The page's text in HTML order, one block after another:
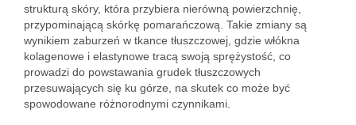
strukturą skóry, która przybiera nierówną powierzchnię,
przypominającą skórkę pomarańczową. Takie zmiany są
wynikiem zaburzeń w tkance tłuszczowej, gdzie włókna
kolagenowe i elastynowe tracą swoją sprężystość, co
prowadzi do powstawania grudek tłuszczowych
przesuwających się ku górze, na skutek co może być
spowodowane różnorodnymi czynnikami.